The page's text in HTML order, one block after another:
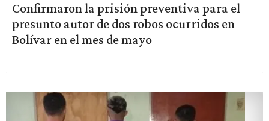
Confirmaron la prisión preventiva para el
presunto autor de dos robos ocurridos en
Bolívar en el mes de mayo